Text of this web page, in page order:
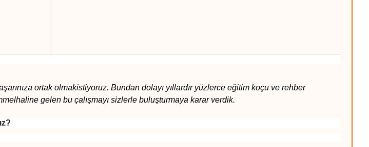
ortak olmakistiyoruz. Bundan dolayı yıllardır yüzlerce eğitim koçu ve rehber
gelen bu çalışmayı sizlerle buluşturmaya karar verdik.